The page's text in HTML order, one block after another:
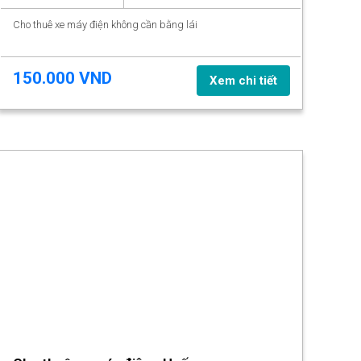
Cho thuê xe máy điện không cần bằng lái
150.000 VND Xem chi tiết